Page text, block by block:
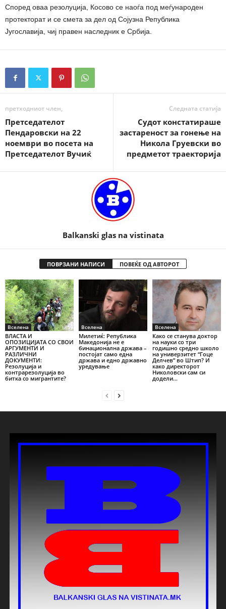
Според оваа резолуција, Косово се наоѓа под меѓународен
протекторат и се смета за дел од Сојузна Република
Југославија, чиј правен наследник е Србија.
претходниот член,
Претседателот
Пендаровски на 22
ноември во посета на
Претседателот Вучиќ
Следната статија
Судот констатираше
застареност за гонење на
Никола Груевски во
предметот траекторија
Balkanski glas na vistinata
ПОВРЗАНИ НАПИСИ ПОВЕЌЕ ОД АВТОРОТ
Вселена
ВЛАСТА И
ОПОЗИЦИЈАТА СО СВОИ
АРГУМЕНТИ И
РАЗЛИЧНИ
ДОКУМЕНТИ:
Резолуција и
контрарезолуција во
битка со мигрантите?
Вселена
Милетиќ: Република
Македонија не е
бинационална држава –
постојат само една
држава и едно државно
уредување
Вселена
Како се станува доктор
на науки со три
годишно средно школо
на универзитет “Гоце
Делчев” во Штип? И
како директорот
Николовски сам си
додели...